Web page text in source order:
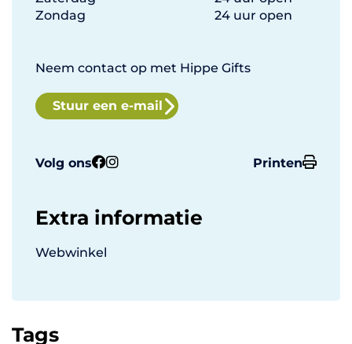
Zondag
24 uur open
Neem contact op met Hippe Gifts
Stuur een e-mail
Volg ons Printen
Extra informatie
Webwinkel
Tags